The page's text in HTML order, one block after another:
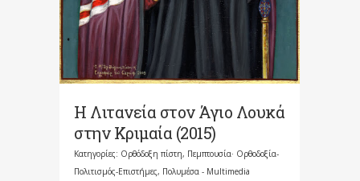
Η Λιτανεία στον Άγιο Λουκά
στην Κριμαία (2015)
Κατηγορίες: Ορθόδοξη πίστη, Πεμπτουσία· Ορθοδοξία-
Πολιτισμός-Επιστήμες, Πολυμέσα - Multimedia